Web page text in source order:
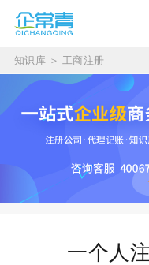
知识库 ＞ 工商注册
一个人